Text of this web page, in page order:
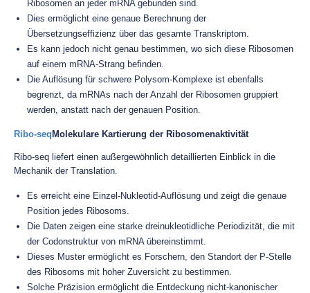
Ribosomen an jeder mRNA gebunden sind.
Dies ermöglicht eine genaue Berechnung der
Übersetzungseffizienz über das gesamte Transkriptom.
Es kann jedoch nicht genau bestimmen, wo sich diese Ribosomen
auf einem mRNA-Strang befinden.
Die Auflösung für schwere Polysom-Komplexe ist ebenfalls
begrenzt, da mRNAs nach der Anzahl der Ribosomen gruppiert
werden, anstatt nach der genauen Position.
Ribo-seq Molekulare Kartierung der Ribosomenaktivität
Ribo-seq liefert einen außergewöhnlich detaillierten Einblick in die
Mechanik der Translation.
Es erreicht eine Einzel-Nukleotid-Auflösung und zeigt die genaue
Position jedes Ribosoms.
Die Daten zeigen eine starke dreinukleotidliche Periodizität, die mit
der Codonstruktur von mRNA übereinstimmt.
Dieses Muster ermöglicht es Forschern, den Standort der P-Stelle
des Ribosoms mit hoher Zuversicht zu bestimmen.
Solche Präzision ermöglicht die Entdeckung nicht-kanonischer